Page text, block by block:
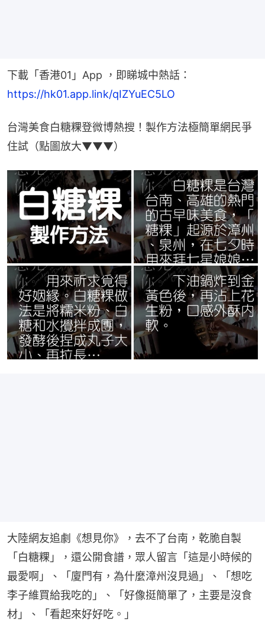
下載「香港01」App ，即睇城中熱話：
https://hk01.app.link/qIZYuEC5LO
台灣美食白糖粿登微博熱搜！製作方法極簡單網民爭
住試（點圖放大▼▼▼）
大陸網友追劇《想見你》，去不了台南，乾脆自製
「白糖粿」，還公開食譜，眾人留言「這是小時候的
最愛啊」、「廈門有，為什麼漳州沒見過」、「想吃
李子維買給我吃的」、「好像挺簡單了，主要是沒食
材」、「看起來好好吃。」